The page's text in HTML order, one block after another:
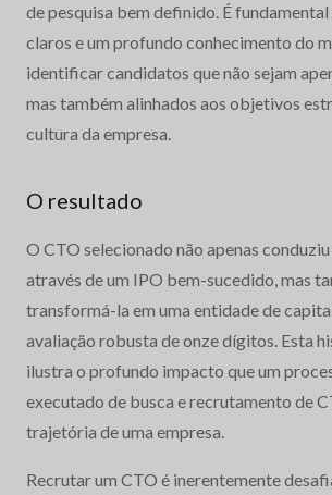
de pesquisa bem definido. É
claros e um profundo conhecimento do
identificar candidatos que não sejam
mas também alinhados aos objetivos
cultura da empresa.
O resultado
O CTO selecionado não apenas
através de um IPO bem-sucedido, mas
transformá-la em uma entidade de
avaliação robusta de onze dígitos. Esta
ilustra o profundo impacto que um
executado de busca e recrutamento de
trajetória de uma empresa.
Recrutar um CTO é inerentemente